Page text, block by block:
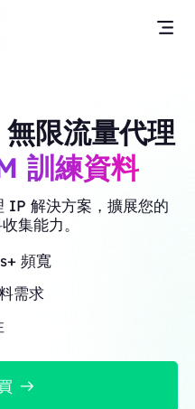
限流量代理
訓練資料
解決方案，擴展您的
集能力。
頻寬
需求